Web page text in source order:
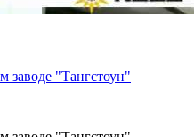
заводе "Тангстоун"